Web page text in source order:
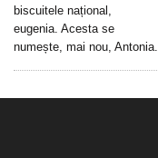
biscuitele național,
eugenia. Acesta se
numește, mai nou, Antonia.